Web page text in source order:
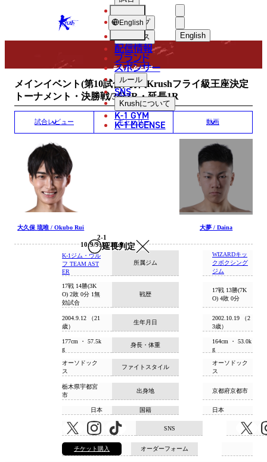
KRUSH English
中文（简体）
中文（繁體）
ショップ
ニュース
配信情報
ブランド
スポンサー
ルール
SNS
Krushについて
K-1 GYM
K-1 LICENSE
English
MATCH RESULT
試合結果
メインイベント(第10試合)/初代Krushフライ級王座決定
トーナメント・決勝戦/3分3R・延長1R
試合レビュー ギャラリー 動画
大久保 琉唯 / Okubo Rui
延長判定
2-1
10:9/9:10/10:9
大夢 / Daina
所属ジム
K-1ジム・ウル
フ TEAM AST
ER
WIZARDキッ
クボクシング
ジム
戦歴
17戦 14勝(3K
O) 2敗 0分 1無
効試合
17戦 13勝(7K
O) 4敗 0分
生年月日
2004.9.12 （21
歳）
2002.10.19 （2
3歳）
身長・体重
177cm ・ 57.5k
g
164cm ・ 53.0k
g
ファイトスタイル
オーソドック
ス
オーソドック
ス
出身地
栃木県宇都宮
市
京都府京都市
国籍
日本 日本
SNS
オーダーフォーム
チケット購入